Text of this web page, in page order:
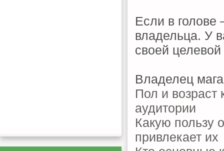
Если в голове
владельца. У
своей
Владелец
Пол и возраст
аудитории
Какую пользу
привлекает их